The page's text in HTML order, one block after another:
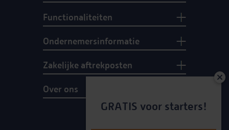
Functionaliteiten
Ondernemersinformatie
Zakelijke aftrekposten
Over ons
GRATIS voor starters!